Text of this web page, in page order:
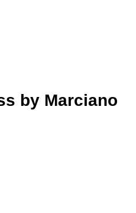
by Marciano